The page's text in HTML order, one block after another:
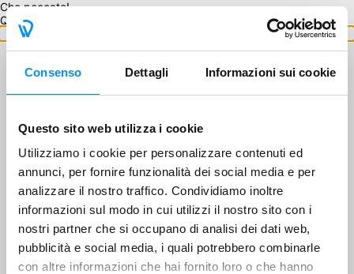
Consenso Dettagli Informazioni sui cookie
Questo sito web utilizza i cookie
Utilizziamo i cookie per personalizzare contenuti ed
annunci, per fornire funzionalità dei social media e per
analizzare il nostro traffico. Condividiamo inoltre
informazioni sul modo in cui utilizzi il nostro sito con i
nostri partner che si occupano di analisi dei dati web,
pubblicità e social media, i quali potrebbero combinarle
con altre informazioni che hai fornito loro o che hanno
Che peccato!
Questo GA non è disponibile.